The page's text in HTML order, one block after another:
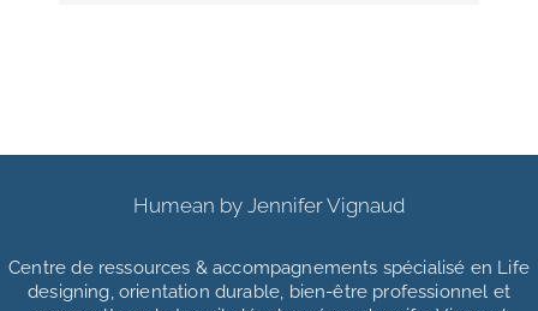
Humean by Jennifer Vignaud
Centre de ressources & accompagnements spécialisé en Life
designing, orientation durable, bien-être professionnel et